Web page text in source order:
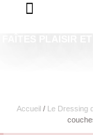
Accueil / Le Dressing